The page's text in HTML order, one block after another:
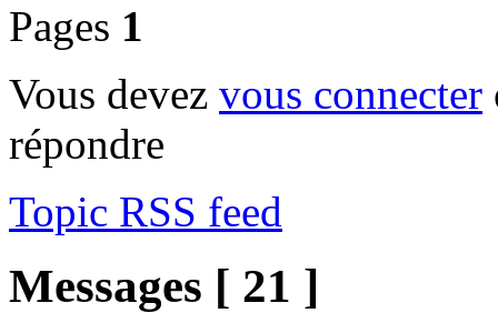
Pages 1
Vous devez vous connecter
répondre
Topic RSS feed
Messages [ 21 ]